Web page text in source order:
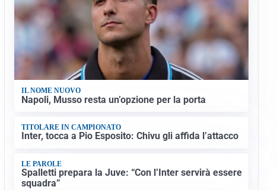
IL NOME NUOVO
Napoli, Musso resta un’opzione per la porta
TITOLARE IN CAMPIONATO
Inter, tocca a Pio Esposito: Chivu gli affida l’attacco
LE PAROLE
Spalletti prepara la Juve: “Con l’Inter servirà essere
squadra”